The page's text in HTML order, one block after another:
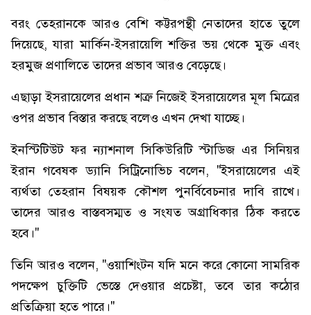
বরং তেহরানকে আরও বেশি কট্টরপন্থী নেতাদের হাতে তুলে
দিয়েছে, যারা মার্কিন-ইসরায়েলি শক্তির ভয় থেকে মুক্ত এবং
হরমুজ প্রণালিতে তাদের প্রভাব আরও বেড়েছে।
এছাড়া ইসরায়েলের প্রধান শত্রু নিজেই ইসরায়েলের মূল মিত্রের
ওপর প্রভাব বিস্তার করছে বলেও এখন দেখা যাচ্ছে।
ইনস্টিটিউট ফর ন্যাশনাল সিকিউরিটি স্টাডিজ এর সিনিয়র
ইরান গবেষক ড্যানি সিট্রিনোভিচ বলেন, "ইসরায়েলের এই
ব্যর্থতা তেহরান বিষয়ক কৌশল পুনর্বিবেচনার দাবি রাখে।
তাদের আরও বাস্তবসম্মত ও সংযত অগ্রাধিকার ঠিক করতে
হবে।"
তিনি আরও বলেন, "ওয়াশিংটন যদি মনে করে কোনো সামরিক
পদক্ষেপ চুক্তিটি ভেস্তে দেওয়ার প্রচেষ্টা, তবে তার কঠোর
প্রতিক্রিয়া হতে পারে।"